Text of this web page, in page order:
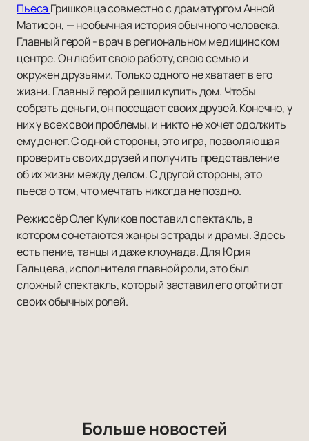
Пьеса Гришковца совместно с драматургом Анной
Матисон, — необычная история обычного человека.
Главный герой - врач в региональном медицинском
центре. Он любит свою работу, свою семью и
окружен друзьями. Только одного не хватает в его
жизни. Главный герой решил купить дом. Чтобы
собрать деньги, он посещает своих друзей. Конечно, у
них у всех свои проблемы, и никто не хочет одолжить
ему денег. С одной стороны, это игра, позволяющая
проверить своих друзей и получить представление
об их жизни между делом. С другой стороны, это
пьеса о том, что мечтать никогда не поздно.
Режиссёр Олег Куликов поставил спектакль, в
котором сочетаются жанры эстрады и драмы. Здесь
есть пение, танцы и даже клоунада. Для Юрия
Гальцева, исполнителя главной роли, это был
сложный спектакль, который заставил его отойти от
своих обычных ролей.
Больше новостей